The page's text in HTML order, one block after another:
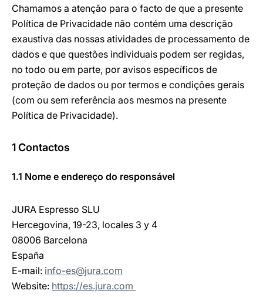
Chamamos a atenção para o facto de que a presente
Política de Privacidade não contém uma descrição
exaustiva das nossas atividades de processamento de
dados e que questões individuais podem ser regidas,
no todo ou em parte, por avisos específicos de
proteção de dados ou por termos e condições gerais
(com ou sem referência aos mesmos na presente
Política de Privacidade).
1 Contactos
1.1 Nome e endereço do responsável
JURA Espresso SLU
Hercegovina, 19-23, locales 3 y 4
08006 Barcelona
España
E-mail: info-es@jura.com
Website: https://es.jura.com